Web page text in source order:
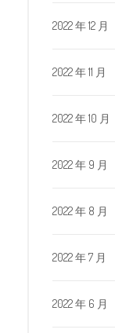
2022 年 12 月
2022 年 11 月
2022 年 10 月
2022 年 9 月
2022 年 8 月
2022 年 7 月
2022 年 6 月